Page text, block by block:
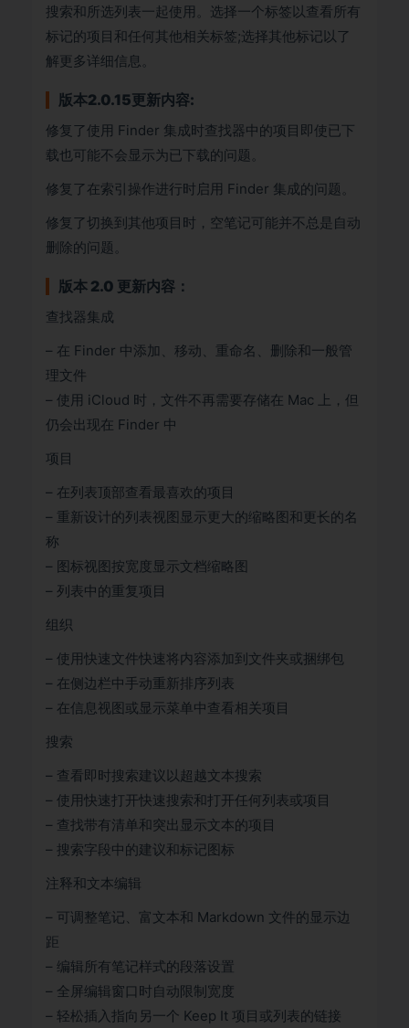
搜索和所选列表一起使用。选择一个标签以查看所有
标记的项目和任何其他相关标签;选择其他标记以了
解更多详细信息。
版本2.0.15更新内容:
修复了使用 Finder 集成时查找器中的项目即使已下
载也可能不会显示为已下载的问题。
修复了在索引操作进行时启用 Finder 集成的问题。
修复了切换到其他项目时，空笔记可能并不总是自动
删除的问题。
版本 2.0 更新内容：
查找器集成
– 在 Finder 中添加、移动、重命名、删除和一般管
理文件
– 使用 iCloud 时，文件不再需要存储在 Mac 上，但
仍会出现在 Finder 中
项目
– 在列表顶部查看最喜欢的项目
– 重新设计的列表视图显示更大的缩略图和更长的名
称
– 图标视图按宽度显示文档缩略图
– 列表中的重复项目
组织
– 使用快速文件快速将内容添加到文件夹或捆绑包
– 在侧边栏中手动重新排序列表
– 在信息视图或显示菜单中查看相关项目
搜索
– 查看即时搜索建议以超越文本搜索
– 使用快速打开快速搜索和打开任何列表或项目
– 查找带有清单和突出显示文本的项目
– 搜索字段中的建议和标记图标
注释和文本编辑
– 可调整笔记、富文本和 Markdown 文件的显示边
距
– 编辑所有笔记样式的段落设置
– 全屏编辑窗口时自动限制宽度
– 轻松插入指向另一个 Keep It 项目或列表的链接